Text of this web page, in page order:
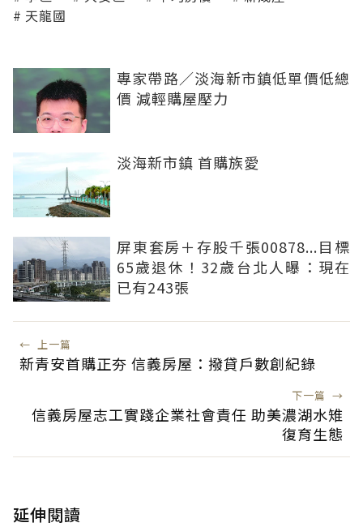
天龍國
專家帶路／淡海新市鎮低單價低總
價 減輕購屋壓力
淡海新市鎮 首購族愛
屏東套房＋存股千張00878...目標
65歲退休！32歲台北人曝：現在
已有243張
← 上一篇
新青安首購正夯 信義房屋：撥貸戶數創紀錄
下一篇 →
信義房屋志工實踐企業社會責任 助美濃湖水雉
復育生態
延伸閱讀